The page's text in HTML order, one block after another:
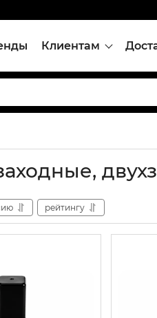
Клиентам
рейтингу